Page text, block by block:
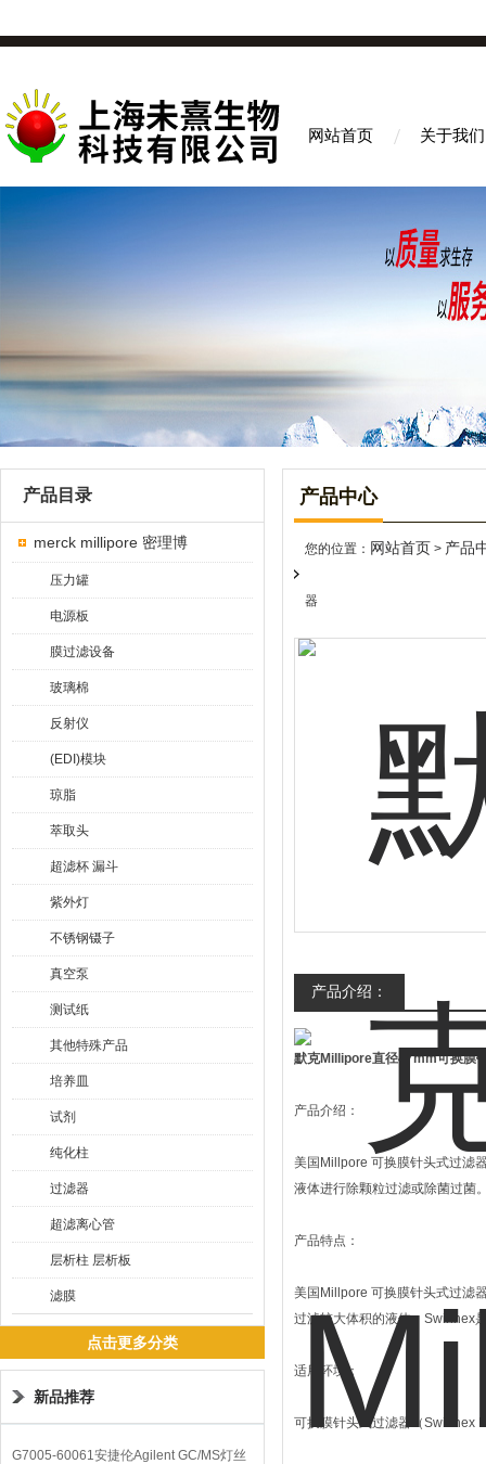
网站首页 关于我们
产品目录
merck millipore 密理博
压力罐
电源板
膜过滤设备
玻璃棉
反射仪
(EDI)模块
琼脂
萃取头
超滤杯 漏斗
紫外灯
不锈钢镊子
真空泵
测试纸
其他特殊产品
培养皿
试剂
纯化柱
过滤器
超滤离心管
层析柱 层析板
滤膜
点击更多分类
新品推荐
G7005-60061安捷伦Agilent GC/MS灯丝
产品中心
您的位置： 网站首页 > 产品
器
产品介绍：
默克Millipore直径47mm可换膜
产品介绍：
美国Millpore 可换膜针头式过滤
液体进行除颗粒过滤或除菌过
产品特点：
美国Millpore 可换膜针头式过滤
过滤较大体积的液体。
适用环境：
可换膜针头式过滤器（Swinnex